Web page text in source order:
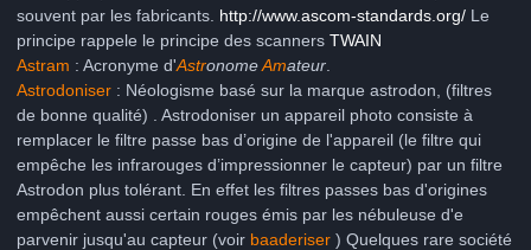
souvent par les fabricants. http://www.ascom-standards.org/ Le
principe rappele le principe des scanners TWAIN
Astram : Acronyme d'AstronomeAmateur
Astrodoniser : Néologisme basé sur la marque astrodon, (filtres
de bonne qualité) . Astrodoniser un appareil photo consiste à
remplacer le filtre passe bas d’origine de l'appareil (le filtre qui
empêche les infrarouges d’impressionner le capteur) par un filtre
Astrodon plus tolérant. En effet les filtres passes bas d'origines
empêchent aussi certain rouges émis par les nébuleuse d'e
parvenir jusqu'au capteur (voir baaderiser ) Quelques rare société